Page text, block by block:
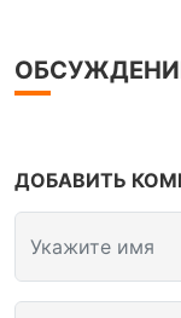
ДОБАВИТЬ
Укажите имя